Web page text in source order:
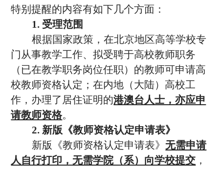
特别提醒的内容有如下几个方面：
1. 受理范围
根据国家政策，在北京地区高等学校专
门从事教学工作、拟受聘于高校教师职务
（已在教学职务岗位任职）的教师可申请高
校教师资格认定；在内地（大陆）高校工
作，办理了居住证明的港澳台人士，亦应申
请教师资格。
2.新版《教师资格认定申请表》
新版《教师资格认定申请表》 无需申请
人自行打印，无需学院（系）向学校提交 ，